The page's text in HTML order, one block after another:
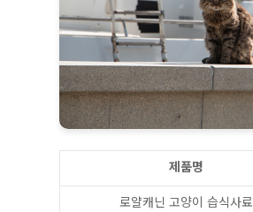
제품명
로얄캐닌 고양이 습식사료